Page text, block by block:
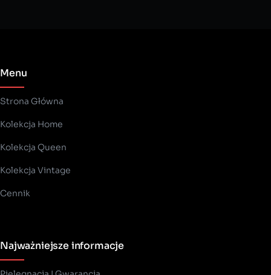
Menu
Strona Główna
Kolekcja Home
Kolekcja Queen
Kolekcja Vintage
Cennik
Najważniejsze informacje